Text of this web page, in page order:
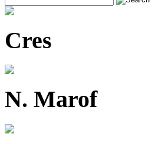
Cres
N. Marof